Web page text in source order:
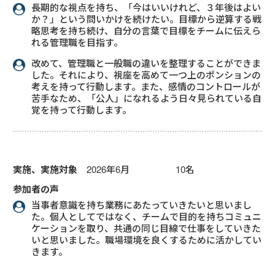
長期的な視点を持ち、「今はいいけれど、３年後はよい
か？」という問いかけを続けたい。目標から逆算する戦
略思考を持ち続け、自分の言葉で目標をチームに伝えら
れる管理職を目指す。
改めて、管理職と一般職の違いを整理することができま
した。それにより、視座を高めて一つ上のポンションの
考えを持って行動します。また、感情のコントロールが
苦手なため、「公人」になれるよう日々見られている自
覚を持って行動します。
実施、実施対象 2026年6月 10名
参加者の声
当事者意識を持ち業務にあたっていきたいと思いまし
た。個人としてではなく、チームで目的を持ちコミュニ
ケーションを取り、共通の同じ目線で仕事をしていきた
いと思いました。職場環境を良くするために活かしてい
きます。